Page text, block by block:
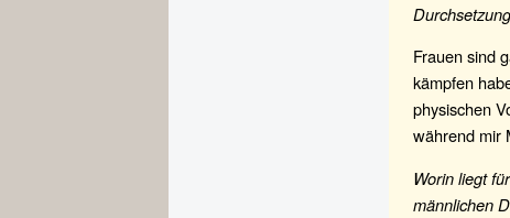
Frauen sind
kämpfen
physischen
während mir
Worin liegt
männlichen